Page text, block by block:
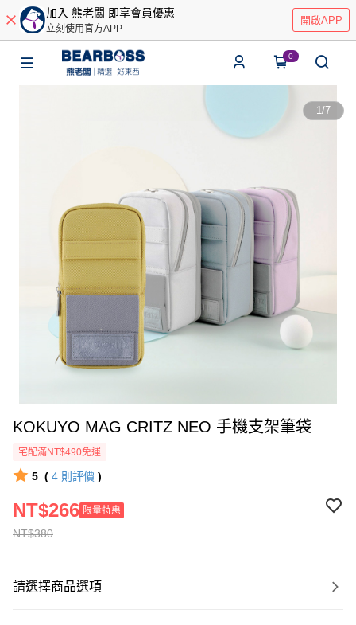
加入 熊老闆 即享會員優惠
立刻使用官方APP
開啟APP
0
1/7
KOKUYO MAG CRITZ NEO 手機支架筆袋
宅配滿NT$490免運
5 ( 4 則評價 )
NT$380
NT$266 限量特惠
請選擇商品選項